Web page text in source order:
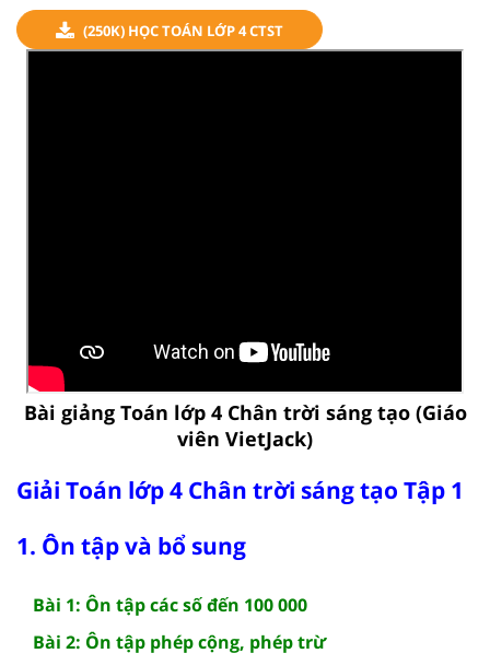
(250K) HỌC TOÁN LỚP 4 CTST
Bài giảng Toán lớp 4 Chân trời sáng tạo (Giáo
viên VietJack)
Giải Toán lớp 4 Chân trời sáng tạo Tập 1
1. Ôn tập và bổ sung
Bài 1: Ôn tập các số đến 100 000
Bài 2: Ôn tập phép cộng, phép trừ